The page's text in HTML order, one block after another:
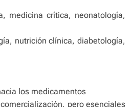
medicina crítica, neonatología,
nutrición clínica, diabetología,
los medicamentos
pero esenciales